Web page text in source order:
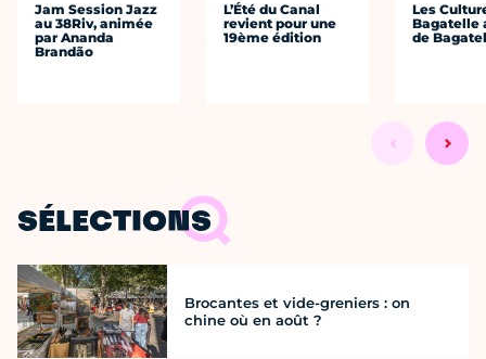
Jam Session Jazz
au 38Riv, animée
par Ananda
Brandão
L’Été du Canal
revient pour une
19ème édition
Les
Bagatelle
de
SÉLECTIONS
Brocantes et vide-greniers : on
chine où en août ?